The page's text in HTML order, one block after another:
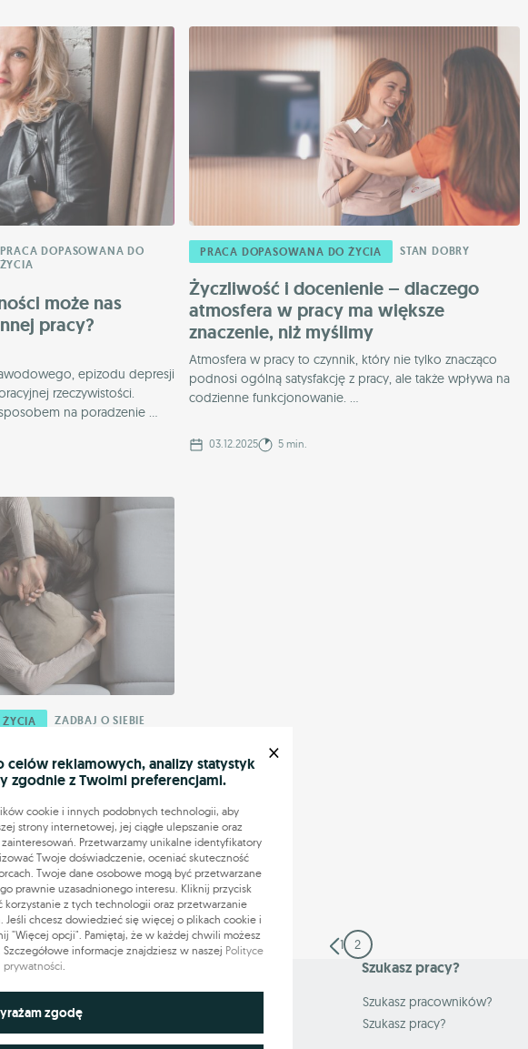
PRACA DOPASOWANA DO
ŻYCIA
może nas
pracy?
epizodu depresji
rzeczywistości.
na poradzenie ...
PRACA DOPASOWANA DO ŻYCIA STAN DOBRY
Życzliwość i docenienie – dlaczego
atmosfera w pracy ma większe
znaczenie, niż myślimy
Atmosfera w pracy to czynnik, który nie tylko znacząco
podnosi ogólną satysfakcję z pracy, ale także wpływa na
codzienne funkcjonowanie. ...
03.12.2025 5 min.
ZADBAJ O SIEBIE
– jak sobie z nim
który dotyka większości
jego powody to nie tylko
...
1 2
Strefa HR-owca
Szukasz pracy?
Szukasz pracowników?
Szukasz pracy?
reklamowych, analizy statystyk
zgodnie z Twoimi preferencjami.
cookie i innych podobnych technologii, aby
strony internetowej, jej ciągłe ulepszanie oraz
Przetwarzamy unikalne identyfikatory
Twoje doświadczenie, oceniać skuteczność
Twoje dane osobowe mogą być przetwarzane
prawnie uzasadnionego interesu. Kliknij przycisk
korzystanie z tych technologii oraz przetwarzanie
chcesz dowiedzieć się więcej o plikach cookie i
"Więcej opcji". Pamiętaj, że w każdej chwili możesz
informacje znajdziesz w naszej Polityce
prywatności.
kluczową rolę w zapewnieniu
zgodę
×